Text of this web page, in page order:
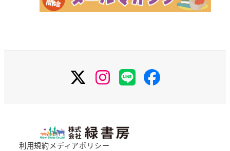
Instagram
LINE Facebook
利用規約メディアポリシー